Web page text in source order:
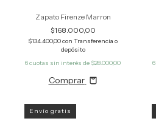
Zapato Firenze Marron
$168.000,00
$134.400,00con Transferencia o
depósito
6cuotas sin interés de $28.000,00
Comprar
6
Envío gratis